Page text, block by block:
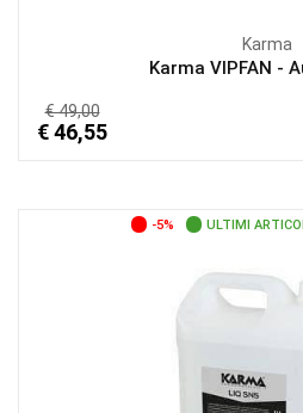
Karma
Karma VIPFAN -
€ 49,00
€ 46,55
-5% ULTIMI